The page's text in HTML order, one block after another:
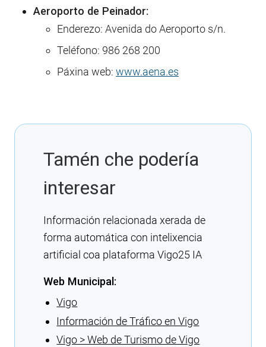
Aeroporto de Peinador:
Enderezo: Avenida do Aeroporto s/n.
Teléfono: 986 268 200
Páxina web: www.aena.es
Tamén che podería
interesar
Información relacionada xerada de
forma automática con intelixencia
artificial coa plataforma Vigo25 IA
Web Municipal:
Vigo
Información de Tráfico en Vigo
Vigo > Web de Turismo de Vigo